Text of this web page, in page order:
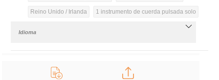
Reino Unido / Irlanda 1 instrumento de cuerda pulsada solo
Idioma